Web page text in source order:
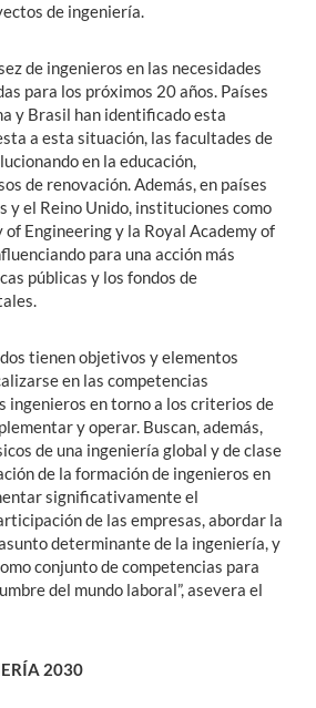
de ingeniería.
de ingenieros en las necesidades
para los próximos 20 años. Países
y Brasil han identificado esta
a esta situación, las facultades de
en la educación,
de renovación. Además, en países
y el Reino Unido, instituciones como
Engineering y la Royal Academy of
para una acción más
públicas y los fondos de
tienen objetivos y elementos
en las competencias
ingenieros en torno a los criterios de
y operar. Buscan, además,
de una ingeniería global y de clase
de la formación de ingenieros en
significativamente el
de las empresas, abordar la
determinante de la ingeniería, y
conjunto de competencias para
del mundo laboral”, asevera el
2030